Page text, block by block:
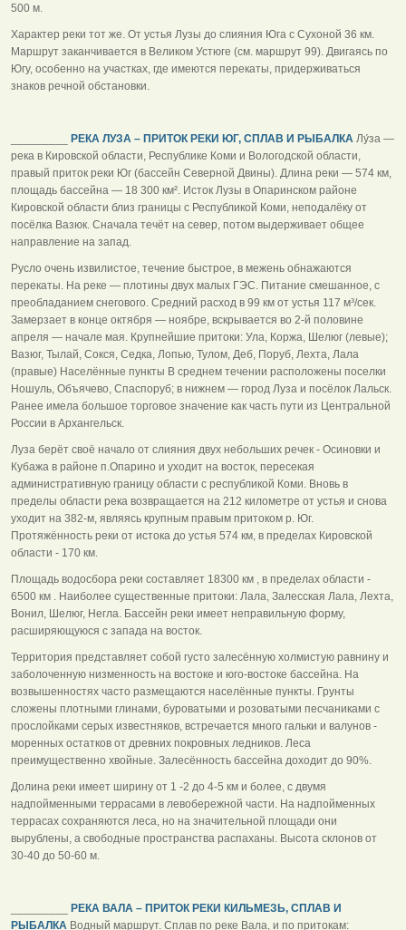
500 м.
Характер реки тот же. От устья Лузы до слияния Юга с Сухоной 36 км.
Маршрут заканчивается в Великом Устюге (см. маршрут 99). Двигаясь по
Югу, особенно на участках, где имеются перекаты, придерживаться
знаков речной обстановки.
РЕКА ЛУЗА – ПРИТОК РЕКИ ЮГ, СПЛАВ И РЫБАЛКА Лу́за —
река в Кировской области, Республике Коми и Вологодской области,
правый приток реки Юг (бассейн Северной Двины). Длина реки — 574 км,
площадь бассейна — 18 300 км². Исток Лузы в Опаринском районе
Кировской области близ границы с Республикой Коми, неподалёку от
посёлка Вазюк. Сначала течёт на север, потом выдерживает общее
направление на запад.
Русло очень извилистое, течение быстрое, в межень обнажаются
перекаты. На реке — плотины двух малых ГЭС. Питание смешанное, с
преобладанием снегового. Средний расход в 99 км от устья 117 м³/сек.
Замерзает в конце октября — ноябре, вскрывается во 2-й половине
апреля — начале мая. Крупнейшие притоки: Ула, Коржа, Шелюг (левые);
Вазюг, Тылай, Сокся, Седка, Лопью, Тулом, Деб, Поруб, Лехта, Лала
(правые) Населённые пункты В среднем течении расположены поселки
Ношуль, Объячево, Спаспоруб; в нижнем — город Луза и посёлок Лальск.
Ранее имела большое торговое значение как часть пути из Центральной
России в Архангельск.
Луза берёт своё начало от слияния двух небольших речек - Осиновки и
Кубажа в районе п.Опарино и уходит на восток, пересекая
административную границу области с республикой Коми. Вновь в
пределы области река возвращается на 212 километре от устья и снова
уходит на 382-м, являясь крупным правым притоком р. Юг.
Протяжённость реки от истока до устья 574 км, в пределах Кировской
области - 170 км.
Площадь водосбора реки составляет 18300 км , в пределах области -
6500 км . Наиболее существенные притоки: Лала, Залесская Лала, Лехта,
Вонил, Шелюг, Негла. Бассейн реки имеет неправильную форму,
расширяющуюся с запада на восток.
Территория представляет собой густо залесённую холмистую равнину и
заболоченную низменность на востоке и юго-востоке бассейна. На
возвышенностях часто размещаются населённые пункты. Грунты
сложены плотными глинами, буроватыми и розоватыми песчаниками с
прослойками серых известняков, встречается много гальки и валунов -
моренных остатков от древних покровных ледников. Леса
преимущественно хвойные. Залесённость бассейна доходит до 90%.
Долина реки имеет ширину от 1 -2 до 4-5 км и более, с двумя
надпойменными террасами в левобережной части. На надпойменных
террасах сохраняются леса, но на значительной площади они
вырублены, а свободные пространства распаханы. Высота склонов от
30-40 до 50-60 м.
РЕКА ВАЛА – ПРИТОК РЕКИ КИЛЬМЕЗЬ, СПЛАВ И
РЫБАЛКА Водный маршрут. Сплав по реке Вала, и по притокам: